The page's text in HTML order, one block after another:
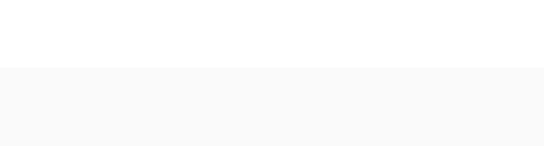
сохранению лесов охватят
— на 4,3 тыс.